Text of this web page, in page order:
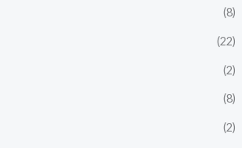
(8)
(22)
(2)
(8)
(2)